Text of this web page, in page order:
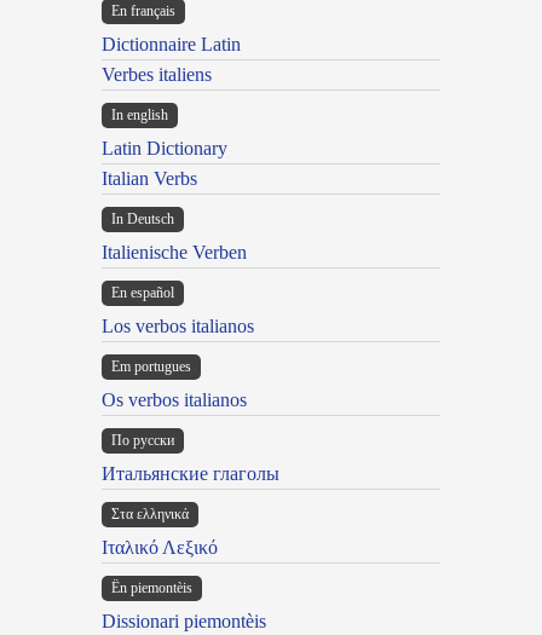
En français
Dictionnaire Latin
Verbes italiens
In english
Latin Dictionary
Italian Verbs
In Deutsch
Italienische Verben
En español
Los verbos italianos
Em portugues
Os verbos italianos
По русски
Итальянские глаголы
Στα ελληνικά
Ιταλικό Λεξικό
Ën piemontèis
Dissionari piemontèis